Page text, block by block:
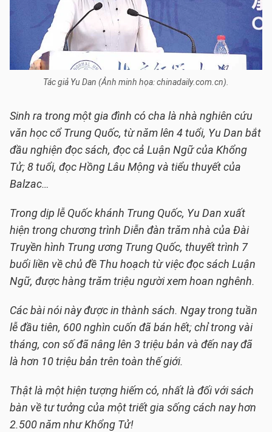
Tác giả Yu Dan (Ảnh minh họa: chinadaily.com.cn).
Sinh ra trong một gia đình có cha là nhà nghiên cứu
văn học cổ Trung Quốc, từ năm lên 4 tuổi, Yu Dan bắt
đầu nghiện đọc sách, đọc cả Luận Ngữ của Khổng
Tử; 8 tuổi, đọc Hồng Lâu Mộng và tiểu thuyết của
Balzac…
Trong dịp lễ Quốc khánh Trung Quốc, Yu Dan xuất
hiện trong chương trình Diễn đàn trăm nhà của Đài
Truyền hình Trung ương Trung Quốc, thuyết trình 7
buổi liền về chủ đề Thu hoạch từ việc đọc sách Luận
Ngữ, được hàng trăm triệu người xem hoan nghênh.
Các bài nói này được in thành sách. Ngay trong tuần
lễ đầu tiên, 600 nghìn cuốn đã bán hết; chỉ trong vài
tháng, con số đã nâng lên 3 triệu bản và đến nay đã
là hơn 10 triệu bản trên toàn thế giới.
Thật là một hiện tượng hiếm có, nhất là đối với sách
bàn về tư tưởng của một triết gia sống cách nay hơn
2.500 năm như Khổng Tử!